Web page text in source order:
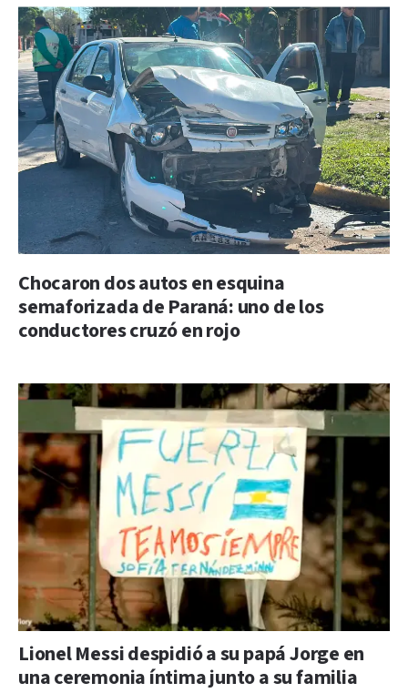
Chocaron dos autos en esquina
semaforizada de Paraná: uno de los
conductores cruzó en rojo
Lionel Messi despidió a su papá Jorge en
una ceremonia íntima junto a su familia